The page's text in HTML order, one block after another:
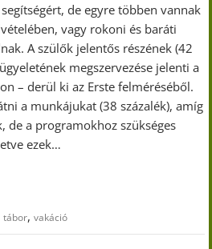
de egyre többen vannak
vagy rokoni és baráti
A szülők jelentős részének (42
megszervezése jelenti a
– derül ki az Erste felméréséből.
a munkájukat (38 százalék), amíg
de a programokhoz szükséges
ezek…
tábor,vakáció